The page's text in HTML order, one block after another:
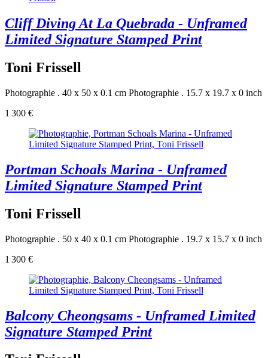
Cliff Diving At La Quebrada - Unframed
Limited Signature Stamped Print
Toni Frissell
Photographie . 40 x 50 x 0.1 cm Photographie . 15.7 x 19.7 x 0 inch
1 300 €
Portman Schoals Marina - Unframed
Limited Signature Stamped Print
Toni Frissell
Photographie . 50 x 40 x 0.1 cm Photographie . 19.7 x 15.7 x 0 inch
1 300 €
Balcony Cheongsams - Unframed Limited
Signature Stamped Print